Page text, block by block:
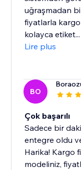
uğraşmadan
fiyatlarla
kolayca etiket...
Lire plus
BO
Çok başarılı
Sadece bir
entegre oldu
Harika! Kargo
modeliniz,